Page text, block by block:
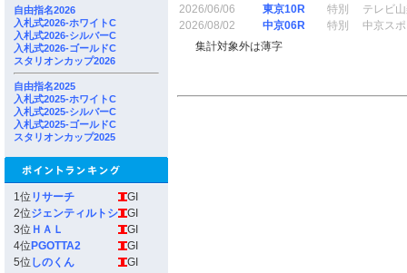
自由指名2026
入札式2026-ホワイトC
入札式2026-シルバーC
入札式2026-ゴールドC
スタリオンカップ2026
自由指名2025
入札式2025-ホワイトC
入札式2025-シルバーC
入札式2025-ゴールドC
スタリオンカップ2025
1位 リサーチ
GI
2位ジェンティルトシ
GI
3位 ＨＡＬ
GI
4位 PGOTTA2
GI
5位 しのくん
GI
2026/06/06
東京10R 特別
テレビ
2026/08/02
中京06R 特別
中京ス
集計対象外は薄字